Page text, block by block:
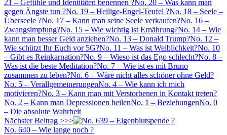
21 – Gefühle und Identitäten benennen ?No. 20 – Was kann man
gegen Ängste tun ?No. 19 – Heilige-Engel-Teufel ?No. 18 – Seele –
Überseele ?No. 17 – Kann man seine Seele verkaufen?No. 16 –
Zwangsimpfung?No. 15 – Wie wichtig ist Ernährung?No. 14 – Wie
kann man besser Geld anziehen?No. 13 – Donald Trump?No. 12 –
Wie schützt Ihr Euch vor 5G?No. 11 – Was ist Weiblichkeit?No. 10
– Gibt es Reinkarnation?No. 9 – Wieso ist das Ego schlecht?No. 8 –
Was ist die beste Meditation?No. 7 – Wie ist es mit Bruno
zusammen zu leben?No. 6 – Wäre nicht alles schöner ohne Geld?
No. 5 – VerallgemeinerungenNo. 4 – Wie kann ich mich
motivieren?No. 3 – Kann man mit Verstorbenen in Kontakt treten?
No. 2 – Kann man Depressionen heilenNo. 1 – BeziehungenNo. 0
– Die absolute Wahrheit
Nächster Beitrag >>>
No. 640 – Wie lange noch ?